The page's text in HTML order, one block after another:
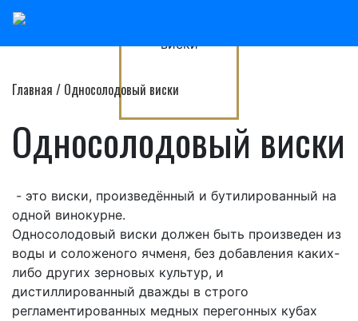
Главная / Односолодовый виски
Односолодовый виски
- это виски, произведённый и бутилированный на
одной винокурне.
Односолодовый виски должен быть произведен из
воды и соложеного ячменя, без добавления каких-
либо других зерновых культур, и
дистиллированный дважды в строго
регламентированных медных перегонных кубах